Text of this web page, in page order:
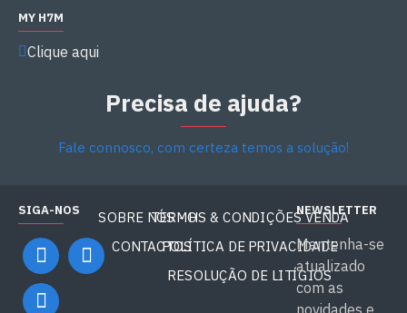
MY H7M
Clique aqui
Precisa de ajuda?
Fale connosco, com certeza temos a solução!
SIGA-NOS
SOBRE NÓS - H7M
CONTACTOS
TERMOS & CONDIÇÕES VENDA
POLÍTICA DE PRIVACIDADE
RESOLUÇÃO DE LITÍGIOS
NEWSLETTER
Mantenha-se
atualizado
com as